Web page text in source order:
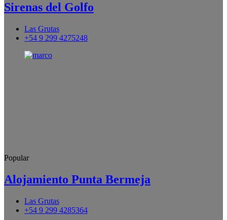
Sirenas del Golfo
Las Grutas
+54 9 299 4275248
Popular
Alojamiento Punta Bermeja
Las Grutas
+54 9 299 4285364